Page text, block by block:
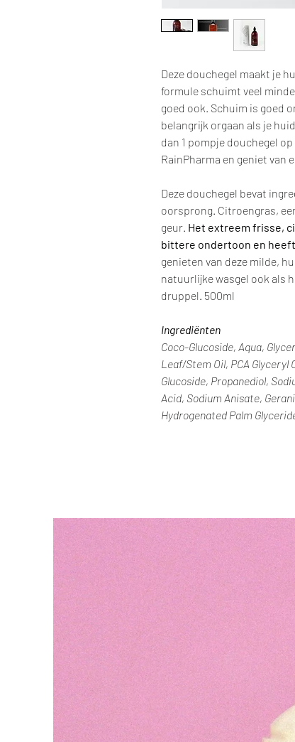
Deze douchegel maakt je
formule schuimt veel
goed ook. Schuim is goed
belangrijk orgaan als je
dan 1 pompje douchegel op
RainPharma en geniet van
Deze douchegel bevat
oorsprong. Citroengras,
geur. Het extreem frisse,
bittere ondertoon en
genieten van deze milde,
natuurlijke wasgel ook als
druppel. 500ml
Ingrediënten
Coco-Glucoside, Aqua,
Leaf/Stem Oil, PCA
Glucoside, Propanediol,
Acid, Sodium Anisate,
Hydrogenated Palm